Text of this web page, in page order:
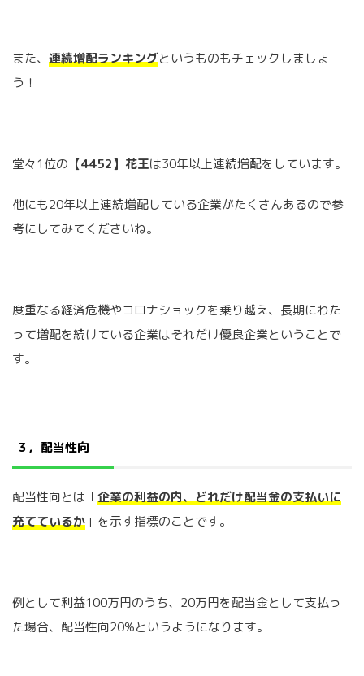
また、 連続増配ランキングというものもチェックしましょ
う！
堂々1位の 【4452】花王は30年以上連続増配をしています。
他にも20年以上連続増配している企業がたくさんあるので参
考にしてみてくださいね。
度重なる経済危機やコロナショックを乗り越え、長期にわた
って増配を続けている企業はそれだけ優良企業ということで
す。
３，配当性向
配当性向とは「企業の利益の内、どれだけ配当金の支払いに
充てているか 」を示す指標のことです。
例として利益100万円のうち、20万円を配当金として支払っ
た場合、配当性向20%というようになります。